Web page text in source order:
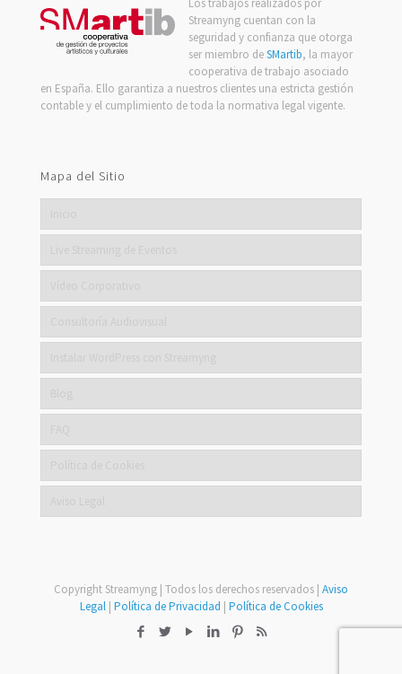
Streamyng cuentan con la
seguridad y confianza que otorga
ser miembro deSMartib, la mayor
cooperativa de trabajo asociado
en España. Ello garantiza a nuestros clientes una estricta gestión
contable y el cumplimiento de toda la normativa legal vigente.
Mapa del Sitio
Copyright Streamyng | Todos los derechos reservados | Aviso
Legal| Política de Privacidad | Política de Cookies